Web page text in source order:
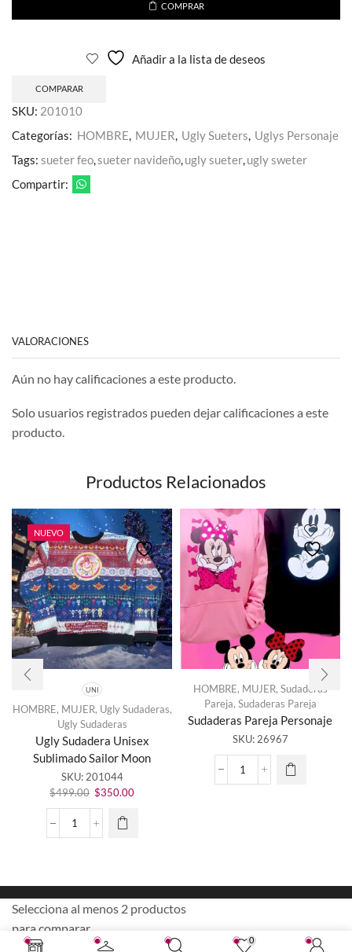
COMPRAR
Añadir a la lista de deseos
COMPARAR
SKU: 201010
Categorías: HOMBRE, MUJER, Ugly Sueters, Uglys Personaje
Tags: sueter feo,sueter navideño,ugly sueter,ugly sweter
Compartir:
VALORACIONES
Aún no hay calificaciones a este producto.
Solo usuarios registrados pueden dejar calificaciones a este
producto.
Productos Relacionados
NUEVO
UNI
HOMBRE, MUJER, Ugly Sudaderas,
Ugly Sudaderas
Ugly Sudadera Unisex
Sublimado Sailor Moon
SKU:201044
$499.00 El
precio
original
era:
$350.00El
Ugly
Sailor
Moon
Este
producto
tiene
múltiples
variantes.
Las
opciones
se
de
producto
HOMBRE, MUJER, Sudaderas
Pareja, Sudaderas Pareja
Sudaderas Pareja Personaje
SKU: 26967
Sudaderas
0
Selecciona al menos 2 productos
para comparar